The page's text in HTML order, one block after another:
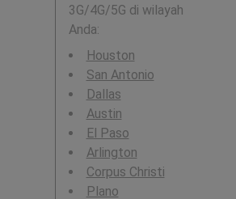
3G/4G/5G di wilayah
Anda:
Houston
San Antonio
Dallas
Austin
El Paso
Arlington
Corpus Christi
Plano